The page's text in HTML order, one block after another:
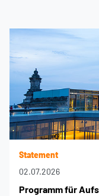
Statement
02.07.2026
Programm für